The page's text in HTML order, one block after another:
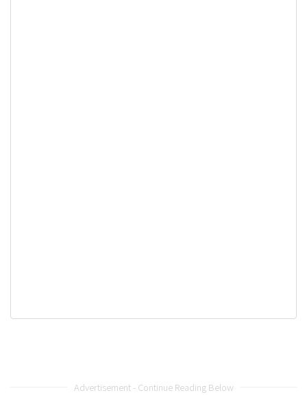
Advertisement - Continue Reading Below